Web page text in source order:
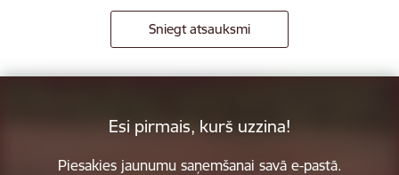
Sniegt atsauksmi
Esi pirmais, kurš uzzina!
Piesakies jaunumu saņemšanai savā e-pastā.